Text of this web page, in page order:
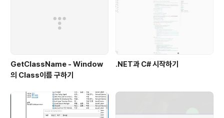
GetClassName - Window
의 Class이름 구하기
.NET과 C# 시작하기